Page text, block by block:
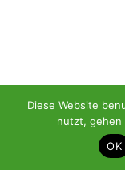
Diese Website
nutzt, gehen
OK